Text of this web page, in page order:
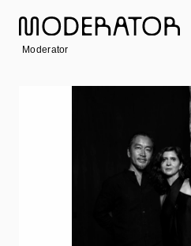
アートスタジオ（2018年）、
（2017～2021年）、日本建築
ンプリ審査員賞（2018年）、
と、渋谷駅街区再開発と大阪
現場に参加し、深センの新海
ナーを務めた。2023年に
d’architectureを設立。
ヨリヤス（ヤシン・アラウイ
Moderator